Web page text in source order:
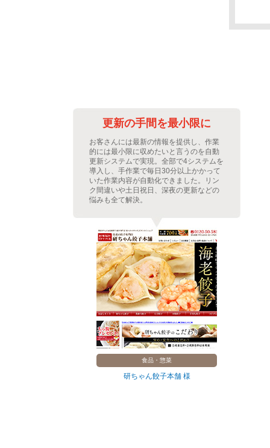
更新の手間を最小限に
お客さんには最新の情報を提供し、作業
的には最小限に収めたいと言うのを自動
更新システムで実現。全部で4システムを
導入し、手作業で毎日30分以上かかって
いた作業内容が自動化できました。リン
ク間違いや土日祝日、深夜の更新などの
悩みも全て解決。
食品・惣菜
研ちゃん餃子本舗 様